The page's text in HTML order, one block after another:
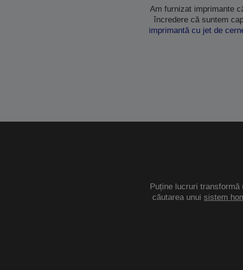
Am furnizat imprimante
încredere că suntem
imprimantă cu jet de
Puține lucruri
căutarea unui sistem